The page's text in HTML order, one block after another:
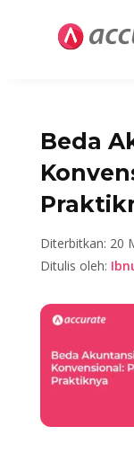
Beda
Diterbitkan: 20
Ditulis oleh: